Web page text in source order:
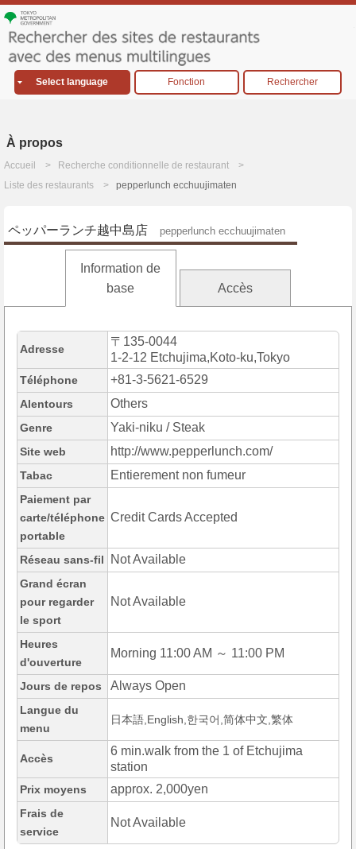
Select language Fonction Rechercher
À propos
Accueil
Recherche conditionnelle de restaurant
Liste des restaurants
pepperlunch ecchuujimaten
ペッパーランチ越中島店 pepperlunch ecchuujimaten
Information de
base
Accès
Adresse
〒135-0044
1-2-12 Etchujima,Koto-ku,Tokyo
Téléphone +81-3-5621-6529
Alentours Others
Genre Yaki-niku / Steak
Site web http://www.pepperlunch.com/
Tabac Entierement non fumeur
Paiement par
carte/téléphone
portable
Credit Cards Accepted
Réseau sans-fil Not Available
Grand écran
pour regarder
le sport
Not Available
Heures
d'ouverture
Morning 11:00 AM ～ 11:00 PM
Jours de repos Always Open
Langue du
menu
日本語,English,한국어,简体中文,繁体
Accès
6 min.walk from the 1 of Etchujima
station
Prix moyens approx. 2,000yen
Frais de
service
Not Available